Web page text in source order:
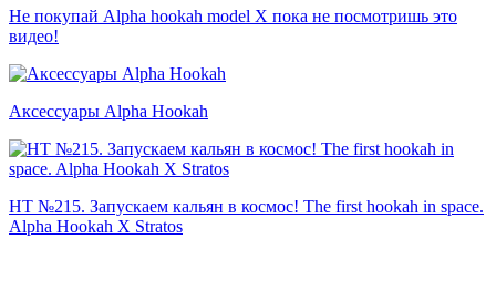
Не покупай Alpha hookah model X пока не посмотришь это
видео!
Аксессуары Alpha Hookah
HT №215. Запускаем кальян в космос! The first hookah in space.
Alpha Hookah X Stratos